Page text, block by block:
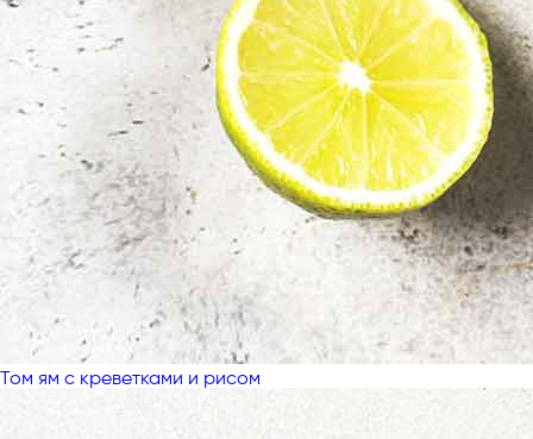
Том ям с креветками и рисом